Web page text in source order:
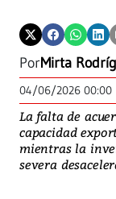
PorMirta
04/06/2026 00:00
La falta de
capacidad
mientras la
severa